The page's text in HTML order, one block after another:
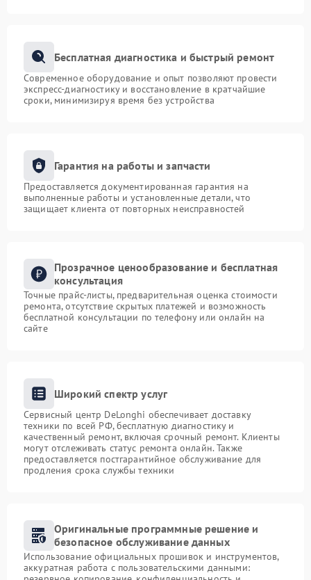
Бесплатная диагностика и быстрый ремонт
Современное оборудование и опыт позволяют провести
экспресс-диагностику и восстановление в кратчайшие
сроки, минимизируя время без устройства
Гарантия на работы и запчасти
Предоставляется документированная гарантия на
выполненные работы и установленные детали, что
защищает клиента от повторных неисправностей
Прозрачное ценообразование и бесплатная
консультация
Точные прайс-листы, предварительная оценка стоимости
ремонта, отсутствие скрытых платежей и возможность
бесплатной консультации по телефону или онлайн на
сайте
Широкий спектр услуг
Сервисный центр DeLonghi обеспечивает доставку
техники по всей РФ, бесплатную диагностику и
качественный ремонт, включая срочный ремонт. Клиенты
могут отслеживать статус ремонта онлайн. Также
предоставляется постгарантийное обслуживание для
продления срока службы техники
Оригинальные программные решение и
безопасное обслуживание данных
Использование официальных прошивок и инструментов,
аккуратная работа с пользовательскими данными: